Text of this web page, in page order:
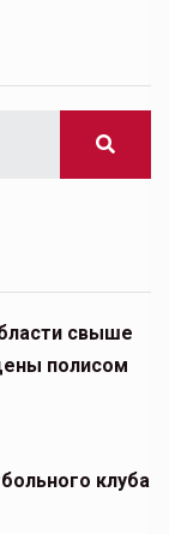
свыше
полисом
клуба